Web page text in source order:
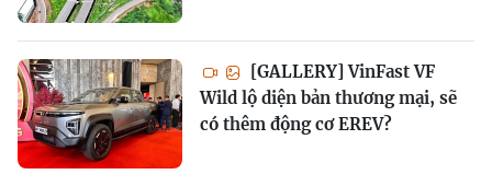
[GALLERY] VinFast VF
Wild lộ diện bản thương mại, sẽ
có thêm động cơ EREV?